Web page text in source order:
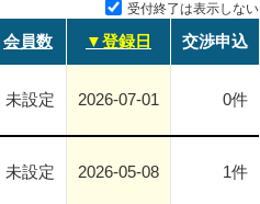
受付終了は表示しない
会員数 ▼登録日 交渉申込
未設定 2026-07-01 0件
未設定 2026-05-08 1件